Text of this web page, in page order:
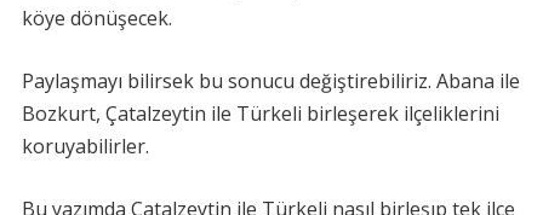
köye dönüşecek.
Paylaşmayı bilirsek bu sonucu değiştirebiliriz. Abana ile
Bozkurt, Çatalzeytin ile Türkeli birleşerek ilçeliklerini
koruyabilirler.
Bu yazımda Çatalzeytin ile Türkeli nasıl birleşıp tek ilçe